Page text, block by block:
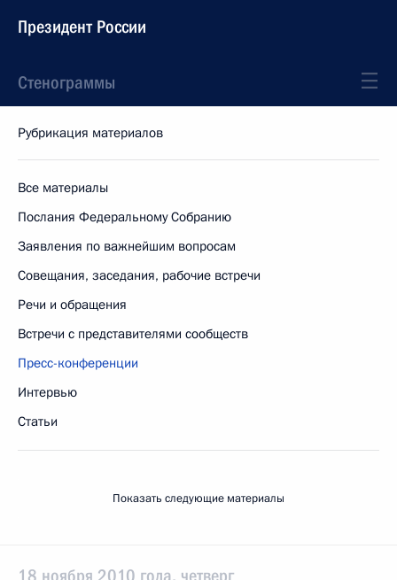
Президент России
Стенограммы
Рубрикация материалов
Все материалы
Послания Федеральному Собранию
Заявления по важнейшим вопросам
Совещания, заседания, рабочие встречи
Речи и обращения
Встречи с представителями сообществ
Пресс-конференции
Интервью
Статьи
Показать следующие материалы
18 ноября 2010 года, четверг